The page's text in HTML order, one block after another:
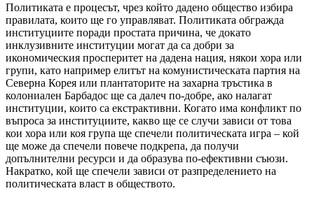
Политиката е процесът, чрез който дадено общество избира
правилата, които ще го управляват. Политиката обгражда
институциите поради простата причина, че докато
инклузивните институции могат да са добри за
икономическия просперитет на дадена нация, някои хора или
групи, като например елитът на комунистическата партия на
Северна Корея или плантаторите на захарна тръстика в
колониален Барбадос ще са далеч по-добре, ако налагат
институции, които са екстрактивни. Когато има конфликт по
въпроса за институциите, какво ще се случи зависи от това
кои хора или коя група ще спечели политическата игра – кой
ще може да спечели повече подкрепа, да получи
допълнителни ресурси и да образува по-ефективни съюзи.
Накратко, кой ще спечели зависи от разпределението на
политическата власт в обществото.